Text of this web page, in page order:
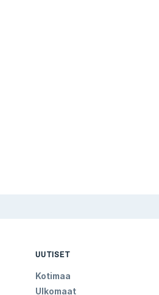
UUTISET
Kotimaa
Ulkomaat